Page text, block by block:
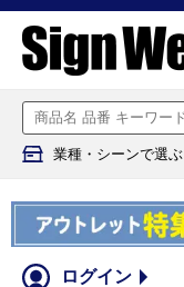
業種・シーンで選ぶ
ログイン